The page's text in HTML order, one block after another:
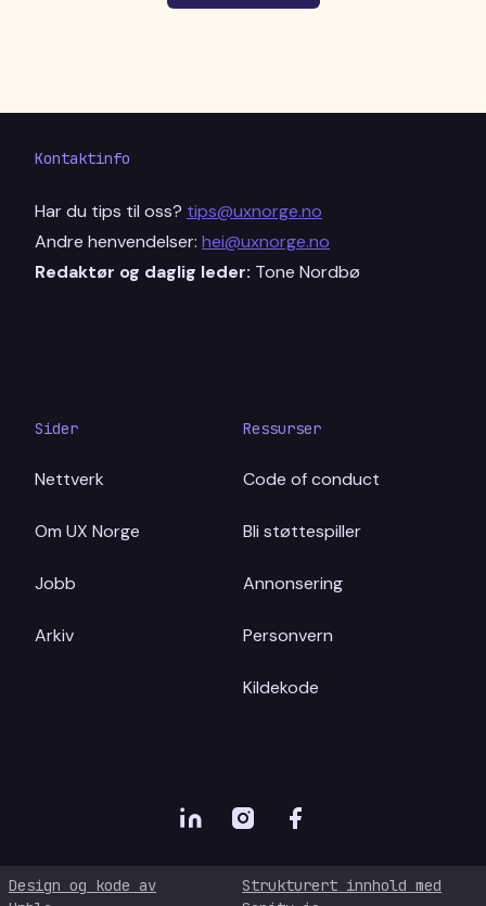
Kontaktinfo
Har du tips til oss? tips@uxnorge.no
Andre henvendelser: hei@uxnorge.no
Redaktør og daglig leder: Tone Nordbø
Sider
Nettverk
Om UX Norge
Jobb
Arkiv
Ressurser
Code of conduct
Bli støttespiller
Annonsering
Personvern
Kildekode
Design og kode av
Strukturert innhold med